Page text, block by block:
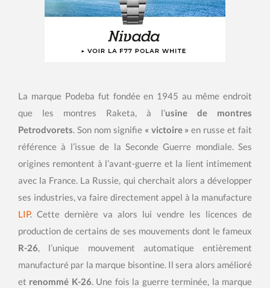
La marque Podeba fut fondée en 1945 au même endroit
que les montres Raketa, à l’usine de montres
Petrodvorets. Son nom signifie « victoire » en russe et fait
référence à l’issue de la Seconde Guerre mondiale. Ses
origines remontent à l’avant-guerre et la lient intimement
avec la France. La Russie, qui cherchait alors a développer
ses industries, va faire directement appel à la manufacture
LIP. Cette dernière va alors lui vendre les licences de
production de certains de ses mouvements dont le fameux
R-26, l’unique mouvement automatique entièrement
manufacturé par la marque bisontine. Il sera alors amélioré
et renommé K-26. Une fois la guerre terminée, la marque